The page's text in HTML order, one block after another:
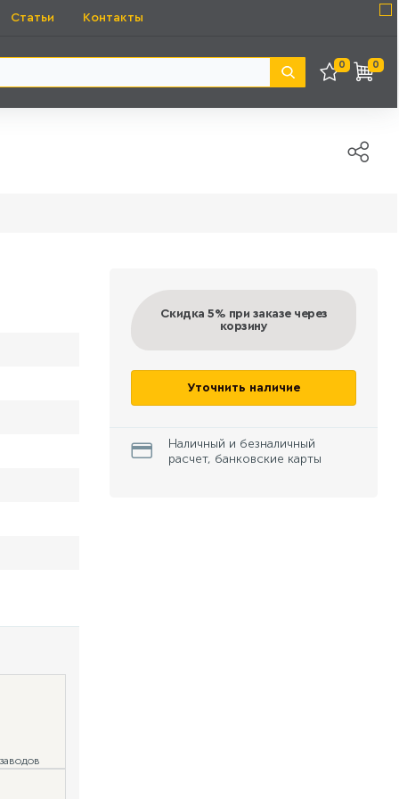
Статьи Контакты
0 0
Скидка 5% при заказе через
корзину
Уточнить наличие
Наличный и безналичный
расчет, банковские карты